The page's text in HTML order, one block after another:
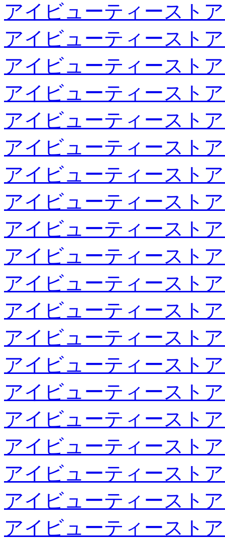
アイビューティースト
アイビューティースト
アイビューティースト
アイビューティースト
アイビューティースト
アイビューティースト
アイビューティースト
アイビューティースト
アイビューティースト
アイビューティースト
アイビューティースト
アイビューティースト
アイビューティースト
アイビューティースト
アイビューティースト
アイビューティースト
アイビューティースト
アイビューティースト
アイビューティースト
アイビューティースト